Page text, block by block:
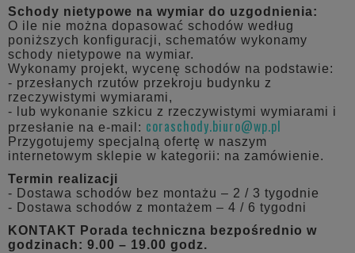
Schody nietypowe na wymiar do uzgodnienia:
O ile nie można dopasować schodów według
poniższych konfiguracji, schematów wykonamy
schody nietypowe na wymiar.
Wykonamy projekt, wycenę schodów na podstawie:
- przesłanych rzutów przekroju budynku z
rzeczywistymi wymiarami,
- lub wykonanie szkicu z rzeczywistymi wymiarami i
przesłanie na e-mail: coraschody.biuro@wp.pl
Przygotujemy specjalną ofertę w naszym
internetowym sklepie w kategorii: na zamówienie.
Termin realizacji
- Dostawa schodów bez montażu – 2 / 3 tygodnie
- Dostawa schodów z montażem – 4 / 6 tygodni
KONTAKT Porada techniczna bezpośrednio w
godzinach: 9.00 – 19.00 godz.